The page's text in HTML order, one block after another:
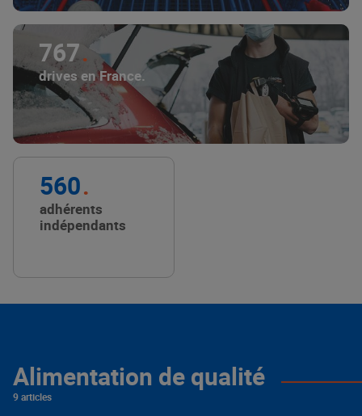
767
drives en France.
560
adhérents
indépendants
Alimentation de qualité
9 articles